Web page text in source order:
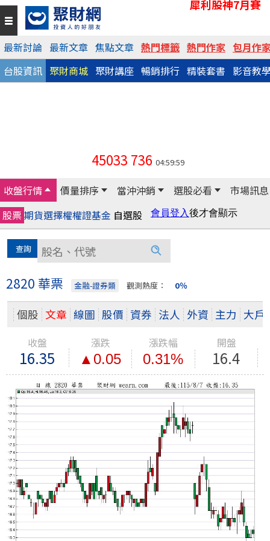
犀利股神7月賽
最新討論 最新文章 焦點文章 熱門標籤 熱門作家 包月作
台股資訊 聚財商城 聚財講座 暢銷排行 精裝套書 影音教
45033 736 04:59:59
收盤行情 價量排序 當沖沖銷 選股必看
市場訊息
股票期貨選擇權權證基金 自選股
2820 華票 金融-證券類 觀測熱度： 0％
個股 文章 線圖 股價 資券 法人 外資 主力 大戶
收盤 漲跌 漲跌幅 開盤
16.35 ▲0.05 0.31% 16.4